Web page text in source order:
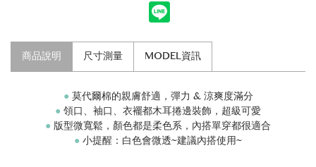
商品說明 尺寸測量 MODEL資訊
● 莫代爾棉的親膚舒適，彈力 & 涼爽度滿分
● 領口、袖口、衣襬都木耳捲邊裝飾，超級可愛
● 版型微寬鬆，顏色都是柔色系，內搭單穿都很適合
● 小提醒：白色會微透~建議內搭使用~